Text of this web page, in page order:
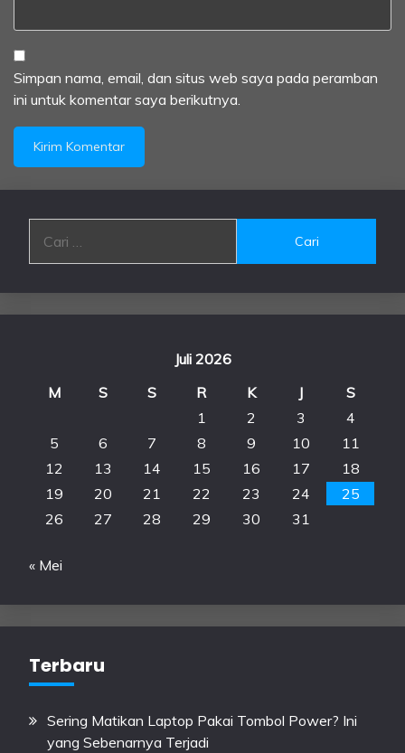
Simpan nama, email, dan situs web saya pada peramban
ini untuk komentar saya berikutnya.
untuk:
Juli 2026
M
S S R K J
S
1
2 3
4
5
6 7 8 9 10
11
12
13 14 15 16 17
18
19
20 21 22 23 24
25
26
27 28 29 30 31
« Mei
Terbaru
Sering Matikan Laptop Pakai Tombol Power? Ini
yang Sebenarnya Terjadi